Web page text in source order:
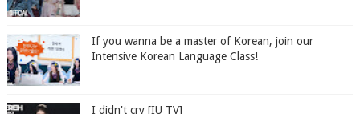
If you wanna be a master of Korean, join our
Intensive Korean Language Class!
I didn't cry [IU TV]